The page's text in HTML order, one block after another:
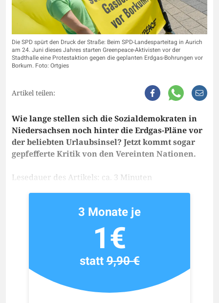
Die SPD spürt den Druck der Straße: Beim SPD-Landesparteitag in Aurich
am 24. Juni dieses Jahres starten Greenpeace-Aktivisten vor der
Stadthalle eine Protestaktion gegen die geplanten Erdgas-Bohrungen vor
Borkum. Foto: Ortgies
Artikel teilen:
Wie lange stellen sich die Sozialdemokraten in
Niedersachsen noch hinter die Erdgas-Pläne vor
der beliebten Urlaubsinsel? Jetzt kommt sogar
gepfefferte Kritik von den Vereinten Nationen.
Lesedauer des Artikels: ca. 3 Minuten
3 Monate je
1€
statt9,90 €